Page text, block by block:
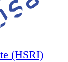
(HSRI)